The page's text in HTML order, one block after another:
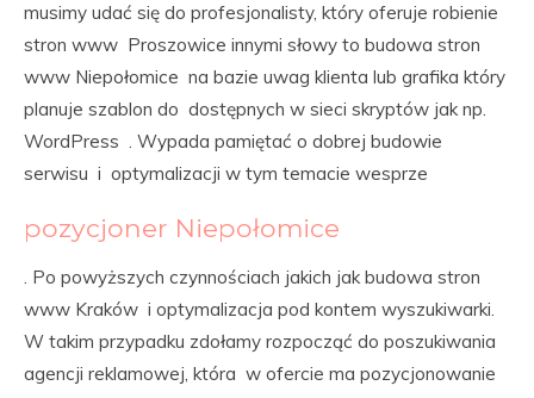
musimy udać się do profesjonalisty, który oferuje robienie
stron www Proszowice innymi słowy to budowa stron
www Niepołomice na bazie uwag klienta lub grafika który
planuje szablon do dostępnych w sieci skryptów jak np.
WordPress . Wypada pamiętać o dobrej budowie
serwisu i optymalizacji w tym temacie wesprze
pozycjoner Niepołomice
. Po powyższych czynnościach jakich jak budowa stron
www Kraków i optymalizacja pod kontem wyszukiwarki.
W takim przypadku zdołamy rozpocząć do poszukiwania
agencji reklamowej, która w ofercie ma pozycjonowanie